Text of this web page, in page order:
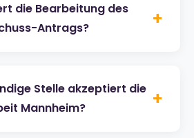
die Bearbeitung des
Antrags?
+
Stelle akzeptiert die
Mannheim?
+